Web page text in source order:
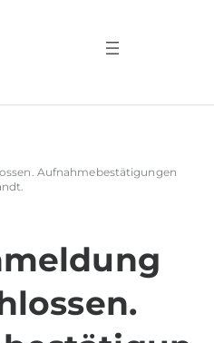
Aufnahmebestätigungen